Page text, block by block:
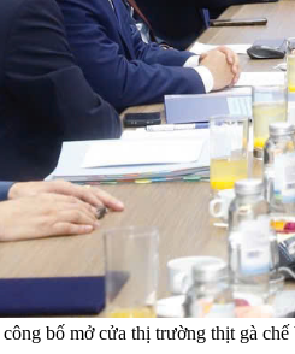
bố mở cửa thị trường thịt gà